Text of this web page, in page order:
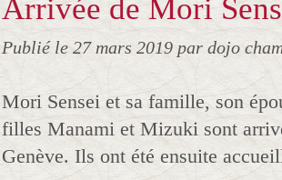
Arrivée de Mori
Publié le 27 mars 2019 par dojo
Mori Sensei et sa famille, son
filles Manami et Mizuki sont
Genève. Ils ont été ensuite